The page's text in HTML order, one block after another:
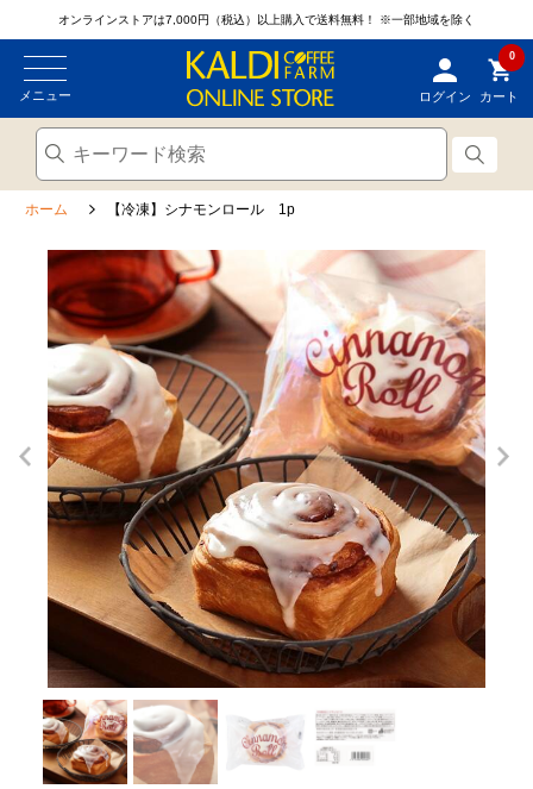
オンラインストアは7,000円（税込）以上購入で送料無料！ ※一部地域を除く
メニュー ログイン
0
カート
ホーム 【冷凍】シナモンロール 1p